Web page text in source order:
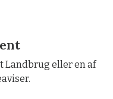
Landbrug eller en af